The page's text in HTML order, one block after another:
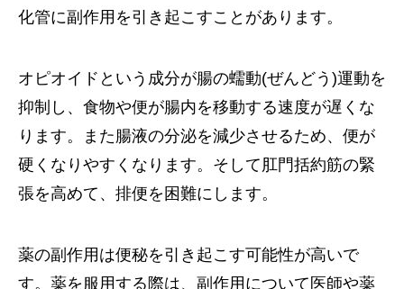
化管に副作用を引き起こすことがあります。
オピオイドという成分が腸の蠕動(ぜんどう)運動を
抑制し、食物や便が腸内を移動する速度が遅くな
ります。また腸液の分泌を減少させるため、便が
硬くなりやすくなります。そして肛門括約筋の緊
張を高めて、排便を困難にします。
薬の副作用は便秘を引き起こす可能性が高いで
す。薬を服用する際は、副作用について医師や薬